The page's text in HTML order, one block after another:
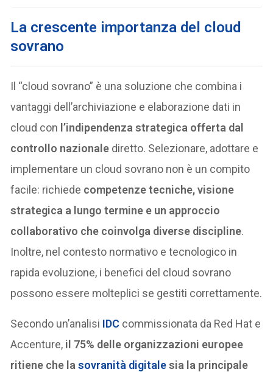
La crescente importanza del cloud
sovrano
Il “cloud sovrano” è una soluzione che combina i
vantaggi dell’archiviazione e elaborazione dati in
cloud con l’indipendenza strategica offerta dal
controllo nazionale diretto. Selezionare, adottare e
implementare un cloud sovrano non è un compito
facile: richiede competenze tecniche, visione
strategica a lungo termine e un approccio
collaborativo che coinvolga diverse discipline.
Inoltre, nel contesto normativo e tecnologico in
rapida evoluzione, i benefici del cloud sovrano
possono essere molteplici se gestiti correttamente.
Secondo un’analisi IDC commissionata da Red Hat e
Accenture, il 75% delle organizzazioni europee
ritiene che lasovranità digitalesia la principale